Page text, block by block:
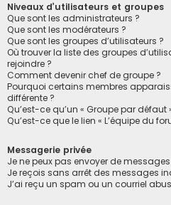
Niveaux d’utilisateurs et groupes
Que sont les administrateurs ?
Que sont les modérateurs ?
Que sont les groupes d’utilisateurs ?
Où trouver la liste des groupes
rejoindre ?
Comment devenir chef de groupe ?
Pourquoi certains membres
différente ?
Qu’est-ce qu’un « Groupe par défaut
Qu’est-ce que le lien « L’équipe du
Messagerie privée
Je ne peux pas envoyer de messages
Je reçois sans arrêt des messages
J’ai reçu un spam ou un courriel